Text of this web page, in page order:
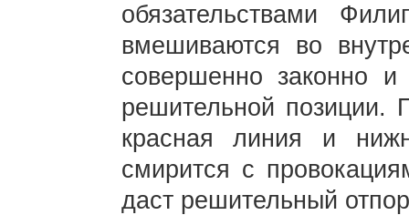
обязательствами
вмешиваются во
совершенно законно
решительной позиции.
красная линия и
смирится с
даст решительный